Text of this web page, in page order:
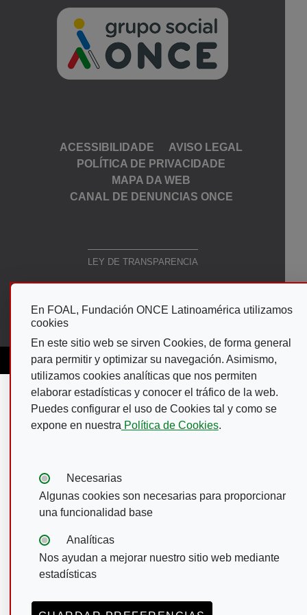
En FOAL, Fundación ONCE Latinoamérica utilizamos
cookies
En este sitio web se sirven Cookies, de forma general
para permitir y optimizar su navegación. Asimismo,
utilizamos cookies analíticas que nos permiten
elaborar estadísticas y conocer el tráfico de la web.
Puedes configurar el uso de Cookies tal y como se
expone en nuestra Política de Cookies.
Tipos de cookies:
Necesarias
Algunas cookies son necesarias para proporcionar
una funcionalidad base
Analíticas
Nos ayudan a mejorar nuestro sitio web mediante
estadísticas
Ir A Web De
ACESSIBILIDADE
AVISO LEGAL
POLÍTICA DE PRIVACIDADE
MAPA DA WEB
CANAL DE DENUNCIAS ONCE
LEY DE TRANSPARENCIA
de diciembre , de transparencia, acceso a la información